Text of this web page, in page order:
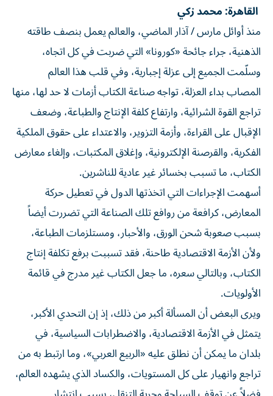
القاهرة: محمد زكي
منذ أوائل مارس / آذار الماضي، والعالم يعمل بنصف طاقته
الذهنية، جراء جائحة «كورونا» التي ضربت في كل اتجاه،
وسلّمت الجميع إلى عزلة إجبارية، وفي قلب هذا العالم
المصاب بداء العزلة، تواجه صناعة الكتاب أزمات لا حد لها، منها
تراجع القوة الشرائية، وارتفاع كلفة الإنتاج والطباعة، وضعف
الإقبال على القراءة، وأزمة التزوير، والاعتداء على حقوق الملكية
الفكرية، والقرصنة الإلكترونية، وإغلاق المكتبات، وإلغاء معارض
الكتاب، ما تسبب بخسائر غير عادية للناشرين.
أسهمت الإجراءات التي اتخذتها الدول في تعطيل حركة
المعارض، كرافعة من روافع تلك الصناعة التي تضررت أيضاً
بسبب صعوبة شحن الورق، والأحبار، ومستلزمات الطباعة،
ولأن الأزمة الاقتصادية طاحنة، فقد تسببت برفع تكلفة إنتاج
الكتاب، وبالتالي سعره، ما جعل الكتاب غير مدرج في قائمة
الأولويات.
ويرى البعض أن المسألة أكبر من ذلك، إذ إن التحدي الأكبر،
يتمثل في الأزمة الاقتصادية، والاضطرابات السياسية، في
بلدان ما يمكن أن نطلق عليه «الربيع العربي»، وما ارتبط به من
تراجع وانهيار على كل المستويات، والكساد الذي يشهده العالم،